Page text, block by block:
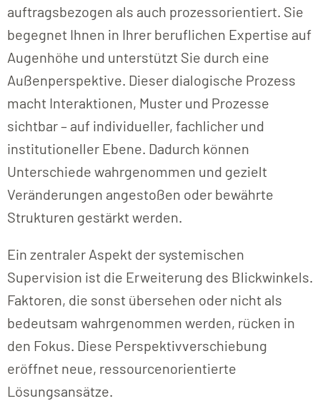
auftragsbezogen als auch prozessorientiert. Sie
begegnet Ihnen in Ihrer beruflichen Expertise auf
Augenhöhe und unterstützt Sie durch eine
Außenperspektive. Dieser dialogische Prozess
macht Interaktionen, Muster und Prozesse
sichtbar – auf individueller, fachlicher und
institutioneller Ebene. Dadurch können
Unterschiede wahrgenommen und gezielt
Veränderungen angestoßen oder bewährte
Strukturen gestärkt werden.
Ein zentraler Aspekt der systemischen
Supervision ist die Erweiterung des Blickwinkels.
Faktoren, die sonst übersehen oder nicht als
bedeutsam wahrgenommen werden, rücken in
den Fokus. Diese Perspektivverschiebung
eröffnet neue, ressourcenorientierte
Lösungsansätze.